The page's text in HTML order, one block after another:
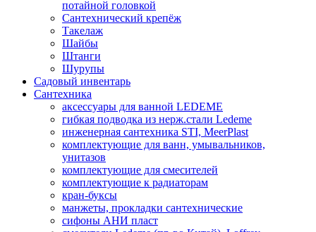
потайной головкой
Сантехнический крепёж
Такелаж
Шайбы
Штанги
Шурупы
Садовый инвентарь
Сантехника
аксессуары для ванной LEDEME
гибкая подводка из нерж.стали Ledeme
инженерная сантехника STI, MeerPlast
комплектующие для ванн, умывальников,
унитазов
комплектующие для смесителей
комплектующие к радиаторам
кран-буксы
манжеты, прокладки сантехнические
сифоны АНИ пласт